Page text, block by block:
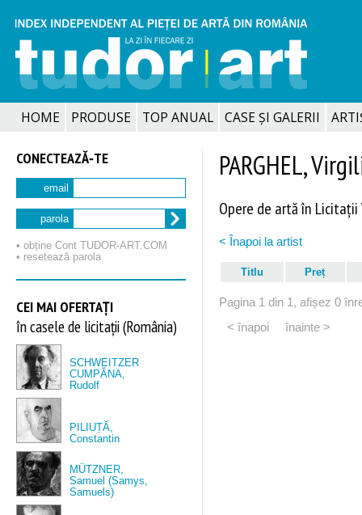
HOME PRODUSE TOP ANUAL CASE ȘI GALERII
CONECTEAZĂ‑TE
email
parola
• obține Cont TUDOR‑ART.COM
• resetează parola
CEI MAI OFERTAȚI
în casele de licitații (România)
SCHWEITZER
CUMPĂNA,
Rudolf
PILIUȚĂ,
Constantin
MÜTZNER,
Samuel (Samys,
Samuels)
PARGHEL,
Opere de artă în
< Înapoi la artist
Titlu Preț
Pagina 1 din 1, afișez 0
< înapoi
înainte >